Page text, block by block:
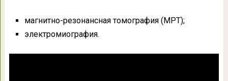
магнитно-резонансная томография (МРТ);
электромиография.